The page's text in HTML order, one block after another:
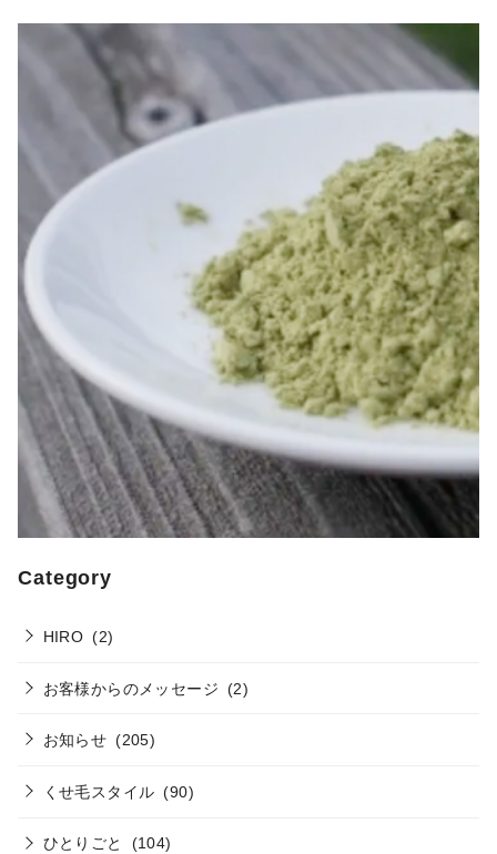
Category
HIRO (2)
お客様からのメッセージ (2)
お知らせ (205)
くせ毛スタイル (90)
ひとりごと (104)